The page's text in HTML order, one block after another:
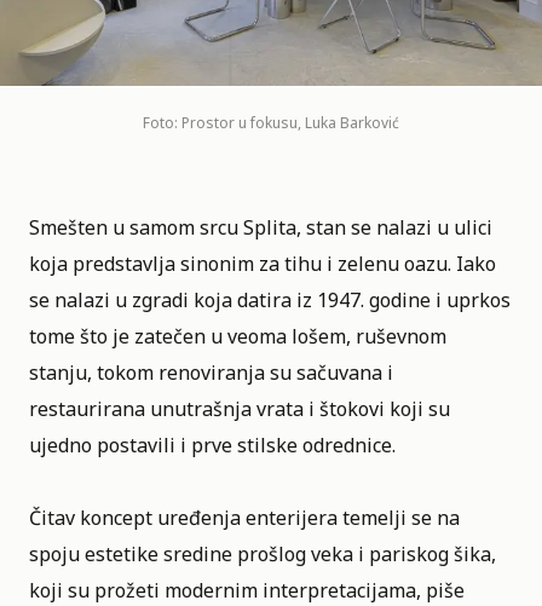
Foto: Prostor u fokusu, Luka Barković
Smešten u samom srcu Splita, stanse nalazi u ulici
koja predstavlja sinonim za tihu i zelenu oazu. Iako
se nalazi u zgradi koja datira iz 1947. godine i uprkos
tome što je zatečen u veoma lošem, ruševnom
stanju, tokom renoviranja su sačuvana i
restaurirana unutrašnja vrata i štokovi koji su
ujedno postavili i prve stilske odrednice.
Čitav koncept uređenja enterijera temelji se na
spoju estetike sredine prošlog veka i pariskog šika,
koji su prožeti modernim interpretacijama, piše